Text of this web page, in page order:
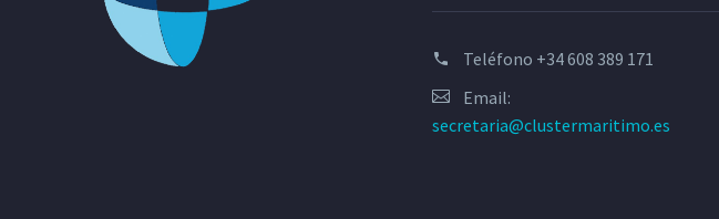
Teléfono +34 608 389 171
Email:
secretaria@clustermaritimo.es